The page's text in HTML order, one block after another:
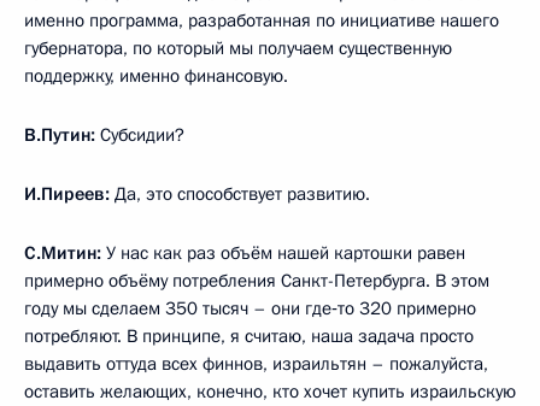
именно программа, разработанная по инициативе нашего
губернатора, по который мы получаем существенную
поддержку, именно финансовую.
В.Путин: Субсидии?
И.Пиреев: Да, это способствует развитию.
С.Митин: У нас как раз объём нашей картошки равен
примерно объёму потребления Санкт-Петербурга. В этом
году мы сделаем 350 тысяч – они где‑то 320 примерно
потребляют. В принципе, я считаю, наша задача просто
выдавить оттуда всех финнов, израильтян – пожалуйста,
оставить желающих, конечно, кто хочет купить израильскую